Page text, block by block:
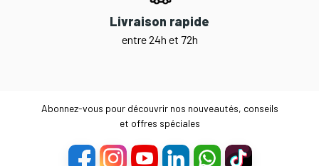
Livraison rapide
entre 24h et 72h
Abonnez-vous pour découvrir nos nouveautés, conseils
et offres spéciales